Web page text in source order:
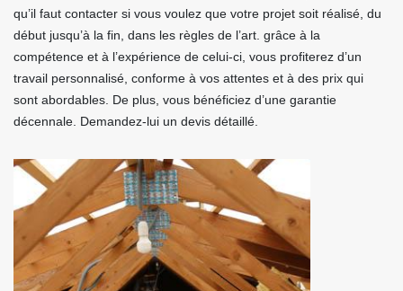
qu’il faut contacter si vous voulez que votre projet soit réalisé, du
début jusqu’à la fin, dans les règles de l’art. grâce à la
compétence et à l’expérience de celui-ci, vous profiterez d’un
travail personnalisé, conforme à vos attentes et à des prix qui
sont abordables. De plus, vous bénéficiez d’une garantie
décennale. Demandez-lui un devis détaillé.